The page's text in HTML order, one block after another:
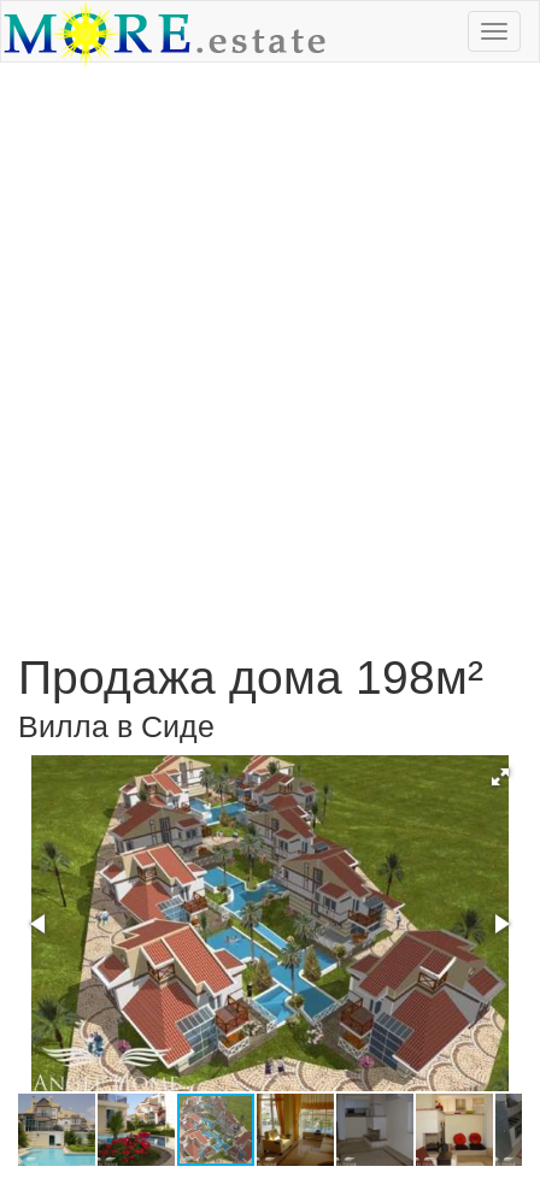
Продажа дома 198м²
Вилла в Сиде